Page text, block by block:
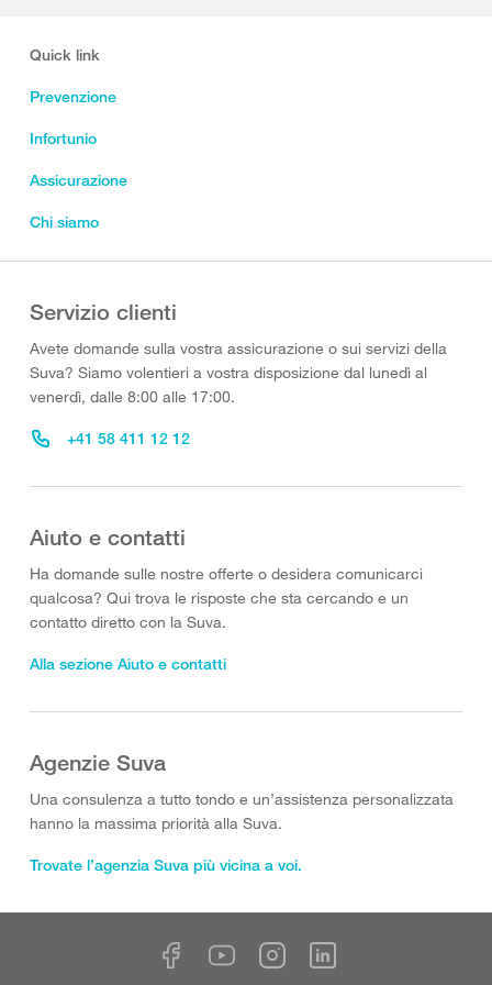
Quick link
Prevenzione
Infortunio
Assicurazione
Chi siamo
Servizio clienti
Avete domande sulla vostra assicurazione o sui servizi della
Suva? Siamo volentieri a vostra disposizione dal lunedì al
venerdì, dalle 8:00 alle 17:00.
+41 58 411 12 12
Aiuto e contatti
Ha domande sulle nostre offerte o desidera comunicarci
qualcosa? Qui trova le risposte che sta cercando e un
contatto diretto con la Suva.
Alla sezione Aiuto e contatti
Agenzie Suva
Una consulenza a tutto tondo e un’assistenza personalizzata
hanno la massima priorità alla Suva.
Trovate l’agenzia Suva più vicina a voi.